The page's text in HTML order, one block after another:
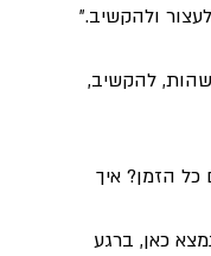
ולהקשיב."
להקשיב,
הזמן? איך
כאן, ברגע